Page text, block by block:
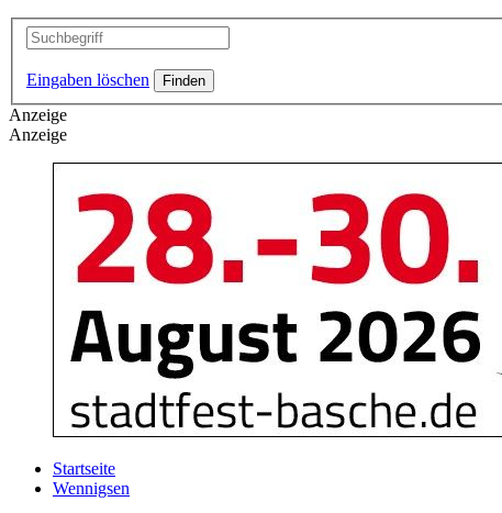
Eingaben löschen
Anzeige
Anzeige
Startseite
Wennigsen